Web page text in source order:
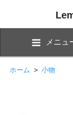
メニュ
ホーム > 小物